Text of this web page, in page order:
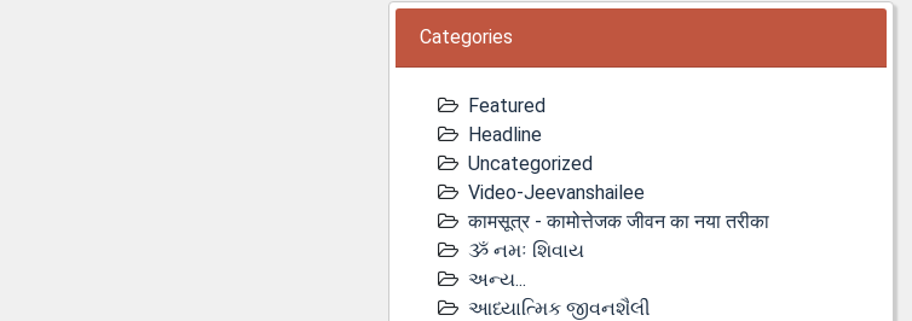
Categories
Featured
Headline
Uncategorized
Video-Jeevanshailee
कामसूत्र - कामोत्तेजक जीवन का नया तरीका
ૐ નમઃ શિવાય
અન્ય...
આધ્યાત્મિક જીવનશૈલી